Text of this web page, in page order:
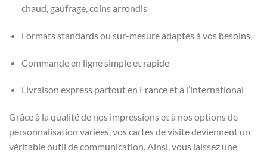
chaud, gaufrage, coins arrondis
Formats standards ou sur-mesure adaptés à vos besoins
Commande en ligne simple et rapide
Livraison express partout en France et à l’international
Grâce à la qualité de nos impressions et à nos options de
personnalisation variées, vos cartes de visite deviennent un
véritable outil de communication. Ainsi, vous laissez une